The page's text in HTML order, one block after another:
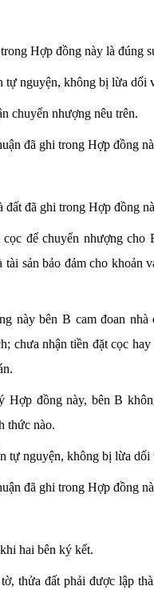
Hợp đồng này là đúng
tự nguyện, không bị lừa dối
chuyển nhượng nêu trên.
đã ghi trong Hợp đồng
đã ghi trong Hợp đồng
để chuyển nhượng cho
sản bảo đảm cho khoản
này bên B cam đoan nhà
chưa nhận tiền đặt cọc
Hợp đồng này, bên B
thức nào.
tự nguyện, không bị lừa dối
đã ghi trong Hợp
hai bên ký kết.
thửa đất phải được lập